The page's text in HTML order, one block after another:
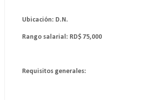
Ubicación: D.N.
Rango salarial: RD$ 75,000
Requisitos generales: